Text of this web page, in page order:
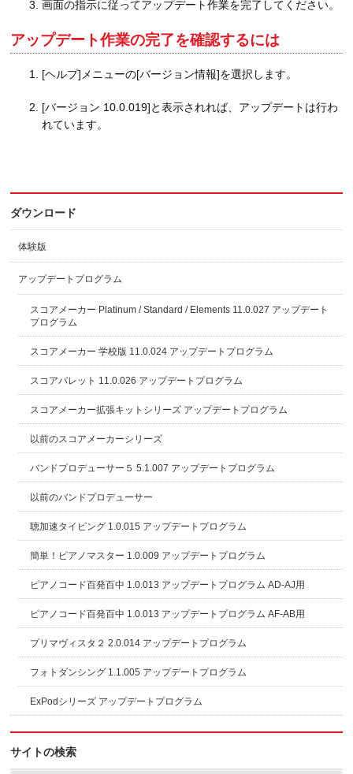
画面の指示に従ってアップデート作業を完了してください。
アップデート作業の完了を確認するには
[ヘルプ]メニューの[バージョン情報]を選択します。
[バージョン 10.0.019]と表示されれば、アップデートは行わ
れています。
ダウンロード
体験版
アップデートプログラム
スコアメーカー Platinum / Standard / Elements 11.0.027 アップデート
プログラム
スコアメーカー 学校版 11.0.024 アップデートプログラム
スコアパレット 11.0.026 アップデートプログラム
スコアメーカー拡張キットシリーズ アップデートプログラム
以前のスコアメーカーシリーズ
バンドプロデューサー５ 5.1.007 アップデートプログラム
以前のバンドプロデューサー
聴加速タイピング 1.0.015 アップデートプログラム
簡単！ピアノマスター 1.0.009 アップデートプログラム
ピアノコード百発百中 1.0.013 アップデートプログラム AD-AJ用
ピアノコード百発百中 1.0.013 アップデートプログラム AF-AB用
プリマヴィスタ２ 2.0.014 アップデートプログラム
フォトダンシング 1.1.005 アップデートプログラム
ExPodシリーズ アップデートプログラム
サイトの検索